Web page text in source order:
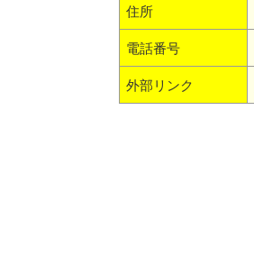
住所
電話番号
外部リンク